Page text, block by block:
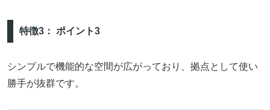
特徴3： ポイント3
シンプルで機能的な空間が広がっており、拠点として使い
勝手が抜群です。